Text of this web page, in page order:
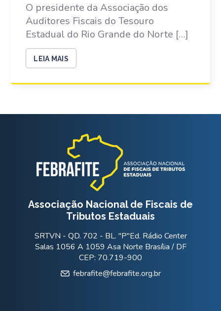
O presidente da Associação dos
Auditores Fiscais do Tesouro
Estadual do Rio Grande do Norte […]
LEIA MAIS
Associação Nacional de Fiscais de
Tributos Estaduais
SRTVN - QD. 702 - BL. "P"Ed. Rádio Center
Salas 1056 A 1059 Asa Norte Brasília / DF
CEP: 70.719-900
febrafite@febrafite.org.br